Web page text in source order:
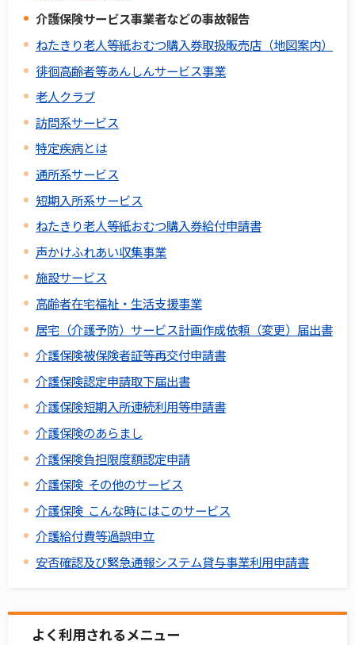
介護保険サービス事業者などの事故報告
ねたきり老人等紙おむつ購入券取扱販売店（地図案内）
徘徊高齢者等あんしんサービス事業
老人クラブ
訪問系サービス
特定疾病とは
通所系サービス
短期入所系サービス
ねたきり老人等紙おむつ購入券給付申請書
声かけふれあい収集事業
施設サービス
高齢者在宅福祉・生活支援事業
居宅（介護予防）サービス計画作成依頼（変更）届出書
介護保険被保険者証等再交付申請書
介護保険認定申請取下届出書
介護保険短期入所連続利用等申請書
介護保険のあらまし
介護保険負担限度額認定申請
介護保険 その他のサービス
介護保険 こんな時にはこのサービス
介護給付費等過誤申立
安否確認及び緊急通報システム貸与事業利用申請書
よく利用されるメニュー